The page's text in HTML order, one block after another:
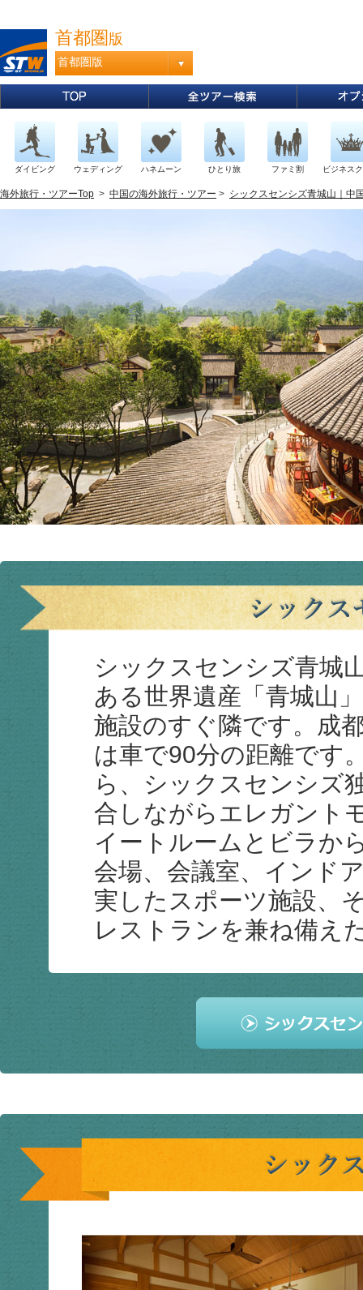
首都圏 版
首都圏版
ダイビング ウェディング ハネムーン ひとり旅 ファミ割 ビジネス
海外旅行・ツアーTop > 中国の海外旅行・ツアー > シックスセンシズ青城山｜中
シックスセンシズ青城
ある世界遺産「青城山
施設のすぐ隣です。成
は車で90分の距離です
ら、シックスセンシズ
合しながらエレガント
イートルームとビラか
会場、会議室、インド
実したスポーツ施設、
レストランを兼ね備え